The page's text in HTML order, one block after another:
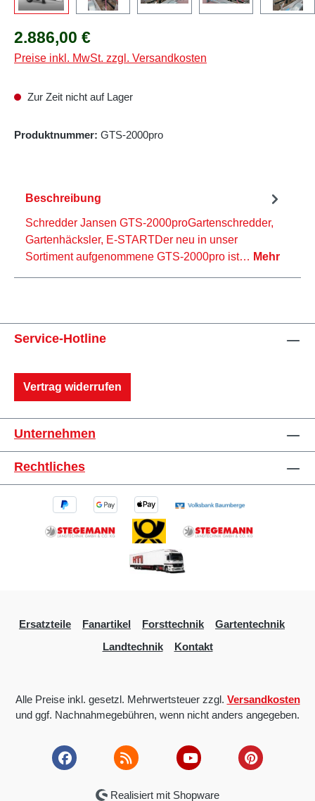
Regulärer Preis:
2.886,00 €
Preise inkl. MwSt. zzgl. Versandkosten
Zur Zeit nicht auf Lager
Produktnummer: GTS-2000pro
Beschreibung
Schredder Jansen GTS-2000proGartenschredder,
Gartenhäcksler, E-STARTDer neu in unser
Sortiment aufgenommene GTS-2000pro ist… Mehr
Service-Hotline
Vertrag widerrufen
Unternehmen
Rechtliches
Ersatzteile Fanartikel Forsttechnik
Gartentechnik
Landtechnik
Kontakt
Alle Preise inkl. gesetzl. Mehrwertsteuer zzgl. Versandkosten
und ggf. Nachnahmegebühren, wenn nicht anders angegeben.
Realisiert mit Shopware